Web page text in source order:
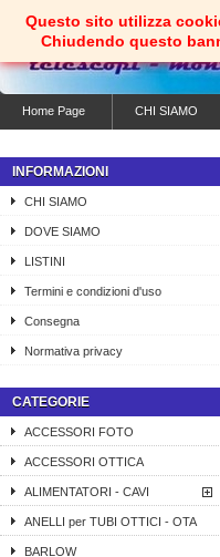
Home Page CHI SIAMO
INFORMAZIONI
CHI SIAMO
DOVE SIAMO
LISTINI
Termini e condizioni d'uso
Consegna
Normativa privacy
CATEGORIE
ACCESSORI FOTO
ACCESSORI OTTICA
ALIMENTATORI - CAVI
ANELLI per TUBI OTTICI - OTA
BARLOW
Questo sito utilizza
Chiudendo questo